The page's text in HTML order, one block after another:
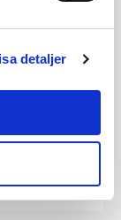
detaljer